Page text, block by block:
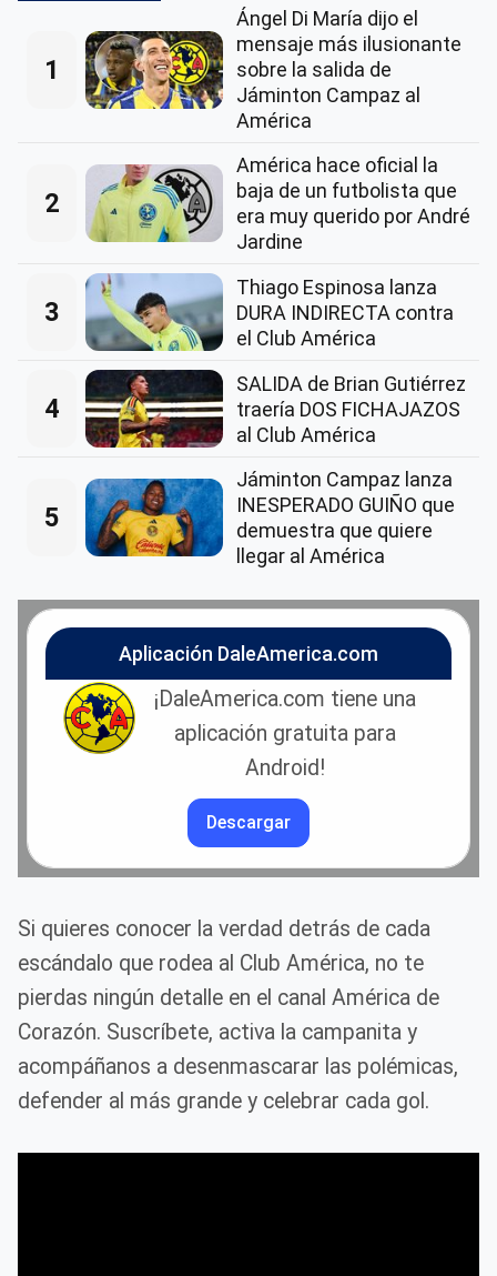
1
Ángel Di María dijo el
mensaje más ilusionante
sobre la salida de
Jáminton Campaz al
América
2
América hace oficial la
baja de un futbolista que
era muy querido por André
Jardine
3
Thiago Espinosa lanza
DURA INDIRECTA contra
el Club América
4
SALIDA de Brian Gutiérrez
traería DOS FICHAJAZOS
al Club América
5
Jáminton Campaz lanza
INESPERADO GUIÑO que
demuestra que quiere
llegar al América
Aplicación DaleAmerica.com
¡DaleAmerica.com tiene una
aplicación gratuita para
Android!
Descargar
Si quieres conocer la verdad detrás de cada
escándalo que rodea al Club América, no te
pierdas ningún detalle en el canal América de
Corazón. Suscríbete, activa la campanita y
acompáñanos a desenmascarar las polémicas,
defender al más grande y celebrar cada gol.